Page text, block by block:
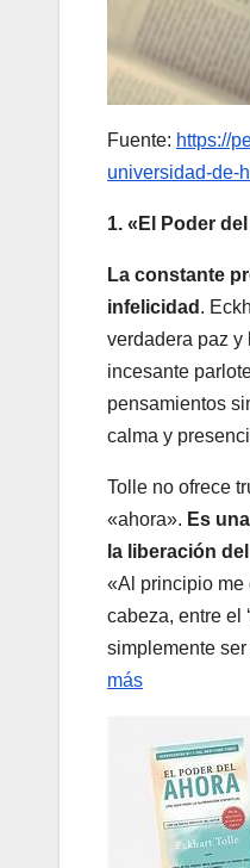
Fuente: https://
universidad-de-
1. «El Poder
La constante
infelicidad .
verdadera paz y
incesante
pensamientos
calma y
Tolle no ofrece
«ahora». Es
la liberación
«Al principio me
cabeza, entre el
simplemente
más